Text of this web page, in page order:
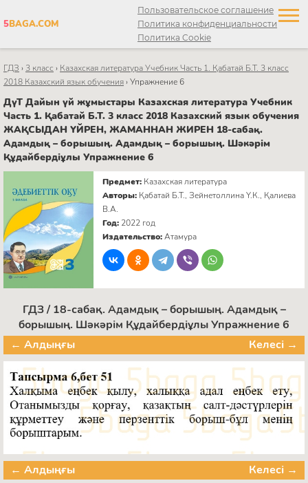
5BAGA.COM
Пользовательское соглашение
Политика конфиденциальности
Политика Cookie
ГДЗ › 3 класс › Казахская литература Учебник Часть 1. Қабатай Б.Т. 3 класс
2018 Казахский язык обучения›Упражнение 6
ДүТ Дайын үй жұмыстары Казахская литература Учебник
Часть 1. Қабатай Б.Т. 3 класс 2018 Казахский язык обучения
ЖАҚСЫДАН ҮЙРЕН, ЖАМАННАН ЖИРЕН 18-сабақ.
Адамдық – борышың. Адамдық – борышың. Шәкәрім
Құдайбердіұлы Упражнение 6
Предмет: Казахская литература
Авторы: Қабатай Б.Т., Зейнетоллина Ү.К., Қалиева
В.А.
Год: 2022 год
Издательство:Атамура
ГДЗ / 18-сабақ. Адамдық – борышың. Адамдық –
борышың. Шәкәрім Құдайбердіұлы Упражнение 6
← Алдыңғы
Келесі →
← Алдыңғы Келесі →